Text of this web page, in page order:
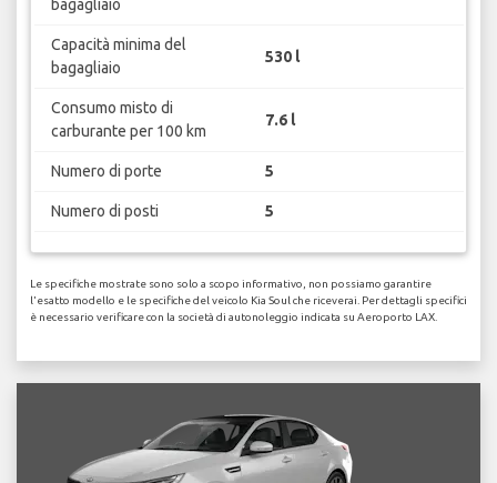
bagagliaio
Capacità minima del
bagagliaio
530 l
Consumo misto di
carburante per 100 km
7.6 l
Numero di porte 5
Numero di posti 5
Le specifiche mostrate sono solo a scopo informativo, non possiamo garantire
l'esatto modello e le specifiche del veicolo Kia Soul che riceverai. Per dettagli specifici
è necessario verificare con la società di autonoleggio indicata su Aeroporto LAX.